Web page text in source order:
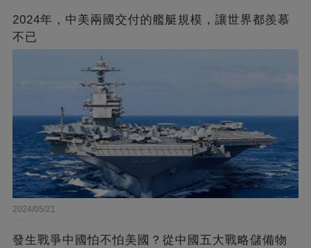
2024年，中美兩國交付的艦艇規模，讓世界都羨慕
不已
2024/05/21
發生戰爭中國怕不怕美國？從中國五大戰略儲備物